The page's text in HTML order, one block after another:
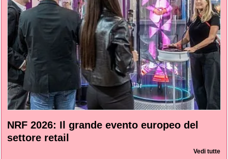
NRF 2026: Il grande evento europeo del
settore retail
Vedi tutte